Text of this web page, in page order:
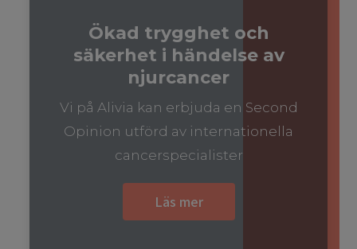
Ökad trygghet och
säkerhet i händelse av
njurcancer
Vi på Alivia kan erbjuda en Second
Opinion utförd av internationella
cancerspecialister
Läs mer